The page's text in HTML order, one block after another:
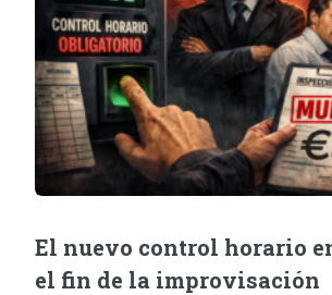
El nuevo control horario
el fin de la improvisación